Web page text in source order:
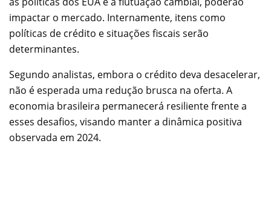
impactar o mercado. Internamente, itens como
políticas de crédito e situações fiscais serão
determinantes.
Segundo analistas, embora o crédito deva desacelerar,
não é esperada uma redução brusca na oferta. A
economia brasileira permanecerá resiliente frente a
esses desafios, visando manter a dinâmica positiva
observada em 2024.